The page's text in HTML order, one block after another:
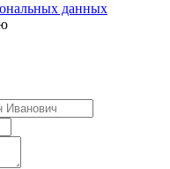
данных